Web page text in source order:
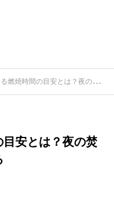
の目安とは？夜の焚き火に必要な量を計算する
安とは？夜の焚